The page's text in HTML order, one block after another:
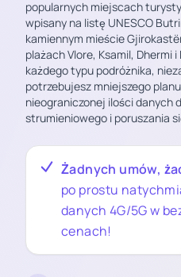
popularnych miejscach
wpisany na listę UNESCO
kamiennym mieście
plażach Vlore, Ksamil, Dhermi
każdego typu podróżnika,
potrzebujesz mniejszego
nieograniczonej ilości danych
strumieniowego i poruszania
Żadnych umów,
po prostu
danych 4G/5G w
cenach!